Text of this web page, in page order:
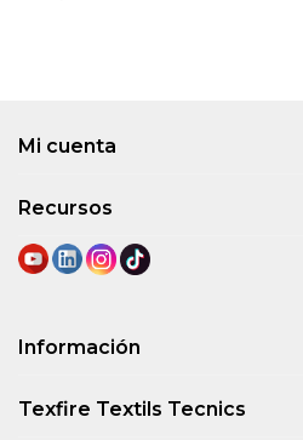
Mi cuenta
Recursos
Información
Texfire Textils Tecnics